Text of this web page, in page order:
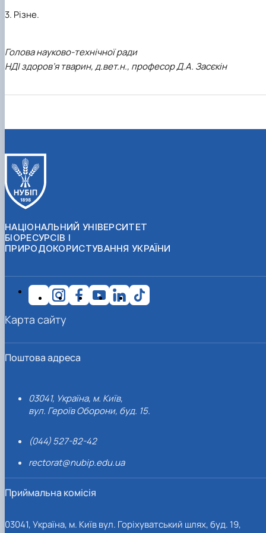
3. Різне.
Голова науково-технічної ради
НДІ здоров’я тварин, д.вет.н., професор Д.А. Засєкін
НАЦІОНАЛЬНИЙ УНІВЕРСИТЕТ
БІОРЕСУРСІВ І
ПРИРОДОКОРИСТУВАННЯ УКРАЇНИ
Поштова адреса
03041, Україна, м. Київ,
вул. Героїв Оборони, буд. 15.
(044) 527-82-42
rectorat@nubip.edu.ua
Приймальна комісія
03041, Україна, м. Київ вул. Горіхуватський шлях, буд. 19,
Карта сайту